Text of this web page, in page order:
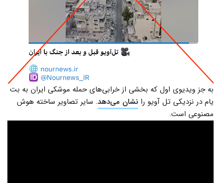
به جز ویدیوی اول که بخشی از خرابی‌های حمله موشکی ایران به بت
یام در نزدیکی تل آویو را نشان می‌دهد. سایر تصاویر ساخته هوش
مصنوعی است.